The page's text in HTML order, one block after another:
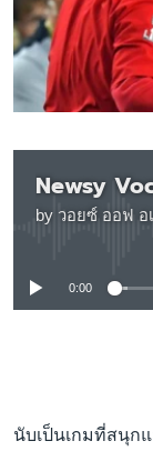
เรียนรู้ภาษาอังก
พอดคาสต์
เลือกภาษา
Newsy
by วอยซ์ ออฟ อ
No
0:00
นับเป็นเกมที่สนุก